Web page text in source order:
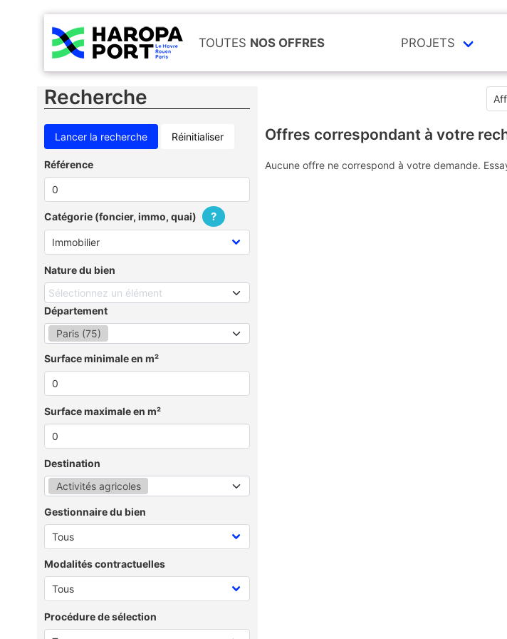
TOUTES NOS OFFRES PROJETS
Recherche
Réinitialiser
Référence
Catégorie (foncier, immo, quai) ?
Nature du bien
Sélectionnez un élément
Département
Paris (75)
Surface minimale en m²
Surface maximale en m²
Destination
Activités agricoles
Gestionnaire du bien
Modalités contractuelles
Procédure de sélection
Offres correspondant à votre
Aucune offre ne correspond à votre demande.